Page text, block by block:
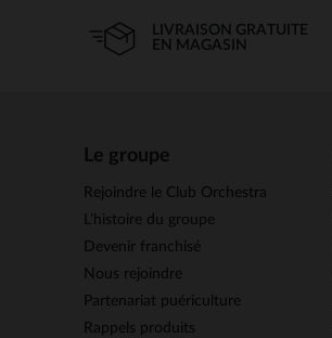
LIVRAISON GRATUITE
EN MAGASIN
Le groupe
Rejoindre le Club Orchestra
L’histoire du groupe
Devenir franchisé
Nous rejoindre
Partenariat puériculture
Rappels produits